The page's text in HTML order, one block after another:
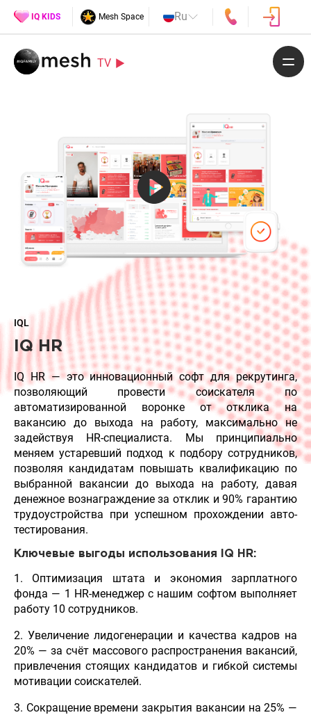
IQ KIDS Mesh Space Ru
TV
IQL
IQ HR
IQ HR — это инновационный софт для рекрутинга,
позволяющий провести соискателя по
автоматизированной воронке от отклика на
вакансию до выхода на работу, максимально не
задействуя HR-специалиста. Мы принципиально
меняем устаревший подход к подбору сотрудников,
позволяя кандидатам повышать квалификацию по
выбранной вакансии до выхода на работу, давая
денежное вознаграждение за отклик и 90% гарантию
трудоустройства при успешном прохождении авто-
тестирования.
Ключевые выгоды использования IQ HR:
1. Оптимизация штата и экономия зарплатного
фонда — 1 HR-менеджер с нашим софтом выполняет
работу 10 сотрудников.
2. Увеличение лидогенерации и качества кадров на
20% — за счёт массового распространения вакансий,
привлечения стоящих кандидатов и гибкой системы
мотивации соискателей.
3. Сокращение времени закрытия вакансии на 25% —